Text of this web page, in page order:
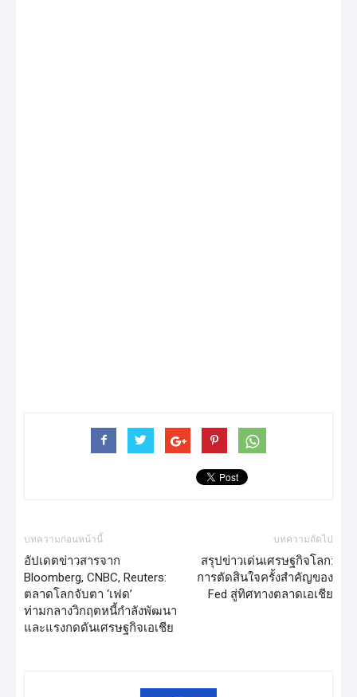
บทความก่อนหน้านี้
อัปเดตข่าวสารจาก
Bloomberg, CNBC, Reuters:
ตลาดโลกจับตา ‘เฟด’
ท่ามกลางวิกฤตหนี้กำลังพัฒนา
และแรงกดดันเศรษฐกิจเอเชีย
บทความถัดไป
สรุปข่าวเด่นเศรษฐกิจโลก:
การตัดสินใจครั้งสำคัญของ
Fed สู่ทิศทางตลาดเอเชีย